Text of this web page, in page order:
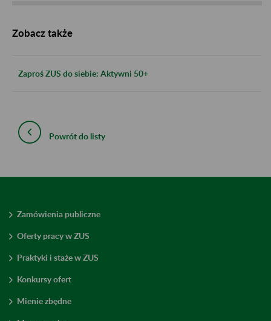
Zobacz także
Zaproś ZUS do siebie: Aktywni 50+
Powrót do listy
Zamówienia publiczne
Oferty pracy w ZUS
Praktyki i staże w ZUS
Konkursy ofert
Mienie zbędne